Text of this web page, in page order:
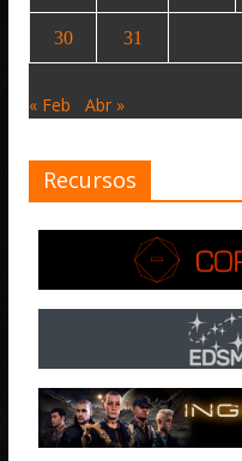
30 31
« Feb Abr »
Recursos